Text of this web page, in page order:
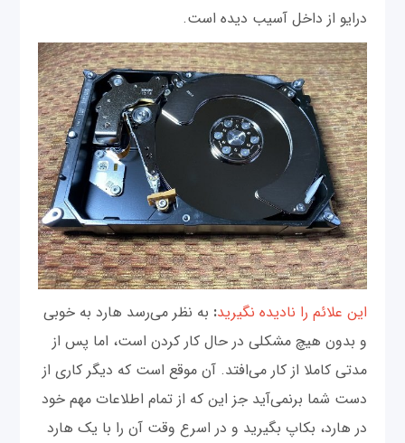
درایو از داخل آسیب دیده است.
این علائم را نادیده نگیرید: به نظر می‌رسد هارد به خوبی
و بدون هیچ مشکلی در حال کار کردن است، اما پس از
مدتی کاملا از کار می‌افتد. آن موقع است که دیگر کاری از
دست شما برنمی‌آید جز این که از تمام اطلاعات مهم خود
در هارد، بکاپ بگیرید و در اسرع وقت آن را با یک هارد